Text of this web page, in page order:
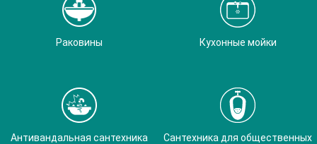
Раковины Кухонные мойки
Антивандальная сантехника
Сантехника для общественных